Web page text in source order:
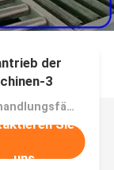
der
3
Preis：Verhandlungsfähig
Sie
uns